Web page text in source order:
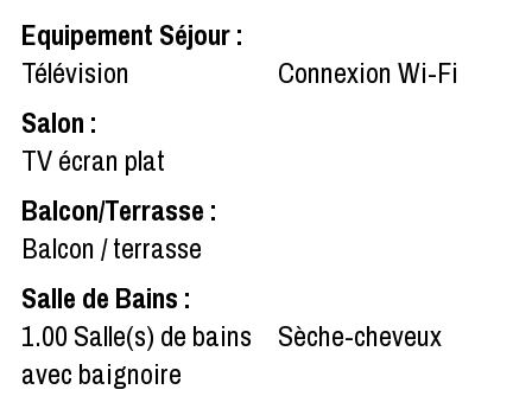
Equipement Séjour:
Télévision
Connexion Wi-Fi
Salon :
TV écran plat
Balcon/Terrasse :
Balcon / terrasse
Salle de Bains :
1.00 Salle(s) de bains
avec baignoire
Sèche-cheveux